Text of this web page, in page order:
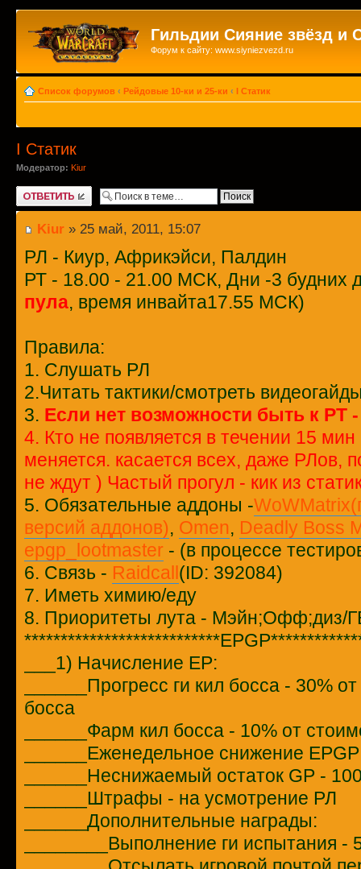
Гильдии Сияние звёзд и
Форум к сайту: www.siyniezvezd.ru
Список форумов ‹ Рейдовые 10-ки и 25-ки ‹ I Статик
I Статик
Модератор: Kiur
Ответить
Kiur » 25 май, 2011, 15:07
РЛ - Киур, Африкэйси, Палдин
РТ - 18.00 - 21.00 МСК, Дни -3 будних
пула, время инвайта17.55 МСК)
Правила:
1. Слушать РЛ
2.Читать тактики/смотреть
3. Если нет возможности быть к РТ
4. Кто не появляется в течении 15
меняется. касается всех, даже РЛов,
не ждут ) Частый прогул - кик из
5. Обязательные аддоны -
версий аддонов), Omen, Deadly Boss
epgp_lootmaster - (в процессе
6. Связь - Raidcall(ID: 392084)
7. Иметь химию/еду
8. Приоритеты лута - Мэйн;Офф;диз/
___1) Начисление ЕР:
______Прогресс ги кил босса - 30%
босса
______Фарм кил босса - 10% от
______Еженедельное снижение
______Неснижаемый остаток GP -
______Штрафы - на усмотрение РЛ
______Дополнительные награды:
________Выполнение ги испытания -